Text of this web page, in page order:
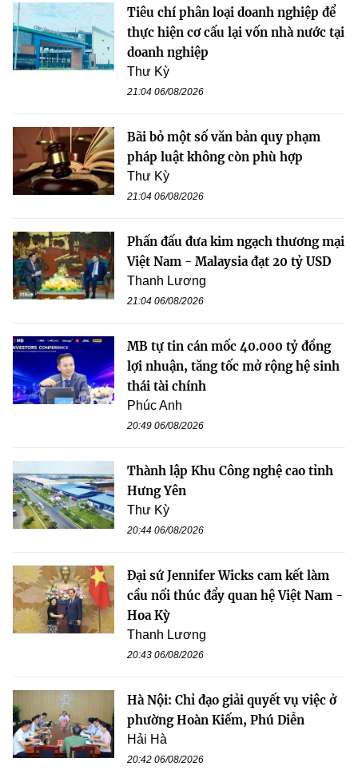
Tiêu chí phân loại doanh nghiệp để
thực hiện cơ cấu lại vốn nhà nước tại
doanh nghiệp
Thư Kỳ
21:04 06/08/2026
Bãi bỏ một số văn bản quy phạm
pháp luật không còn phù hợp
Thư Kỳ
21:04 06/08/2026
Phấn đấu đưa kim ngạch thương mại
Việt Nam - Malaysia đạt 20 tỷ USD
Thanh Lương
21:04 06/08/2026
MB tự tin cán mốc 40.000 tỷ đồng
lợi nhuận, tăng tốc mở rộng hệ sinh
thái tài chính
Phúc Anh
20:49 06/08/2026
Thành lập Khu Công nghệ cao tỉnh
Hưng Yên
Thư Kỳ
20:44 06/08/2026
Đại sứ Jennifer Wicks cam kết làm
cầu nối thúc đẩy quan hệ Việt Nam -
Hoa Kỳ
Thanh Lương
20:43 06/08/2026
Hà Nội: Chỉ đạo giải quyết vụ việc ở
phường Hoàn Kiếm, Phú Diễn
Hải Hà
20:42 06/08/2026